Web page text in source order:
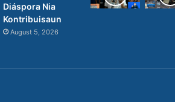
Diáspora Nia
Kontribuisaun
August 5, 2026